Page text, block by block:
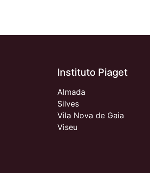
Instituto Piaget
Almada
Silves
Vila Nova de Gaia
Viseu